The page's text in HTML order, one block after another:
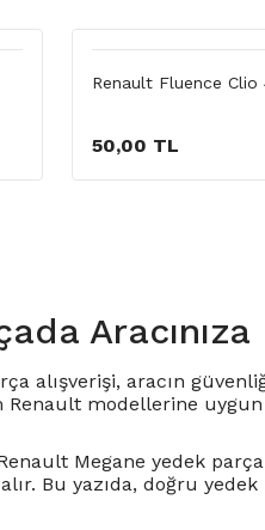
Renault Fluence Clio
50,00 TL
alışverişi, aracın
modellerine
Megane yedek parça
Bu yazıda, doğru